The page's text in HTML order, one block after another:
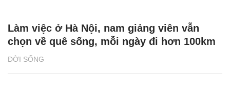
ĐỜI SỐNG
Làm việc ở Hà Nội, nam giảng viên vẫn
chọn về quê sống, mỗi ngày đi hơn 100km